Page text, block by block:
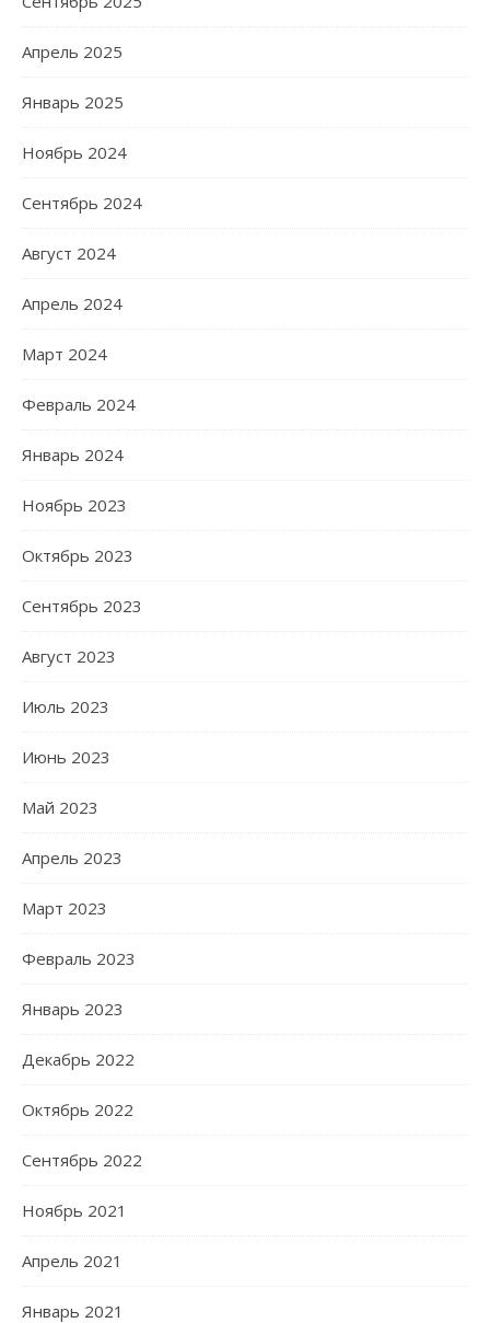
Апрель 2025
Январь 2025
Ноябрь 2024
Сентябрь 2024
Август 2024
Апрель 2024
Март 2024
Февраль 2024
Январь 2024
Ноябрь 2023
Октябрь 2023
Сентябрь 2023
Август 2023
Июль 2023
Июнь 2023
Май 2023
Апрель 2023
Март 2023
Февраль 2023
Январь 2023
Декабрь 2022
Октябрь 2022
Сентябрь 2022
Ноябрь 2021
Апрель 2021
Январь 2021